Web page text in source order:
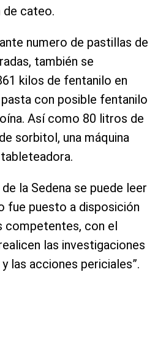
de cateo.
numero de pastillas de
también se
kilos de fentanilo en
con posible fentanilo
Así como 80 litros de
sorbitol, una máquina
la Sedena se puede leer
fue puesto a disposición
competentes, con el
las investigaciones
las acciones periciales”.